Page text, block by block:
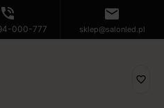
phone_in_talk
000-777
mail
sklep@salonled.pl
favorite_border